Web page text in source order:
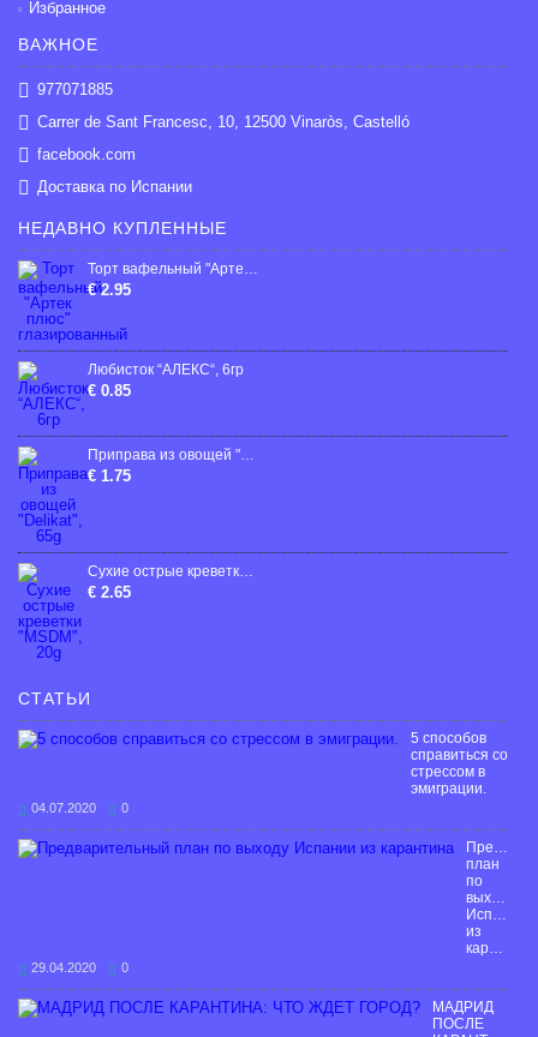
Избранное
ВАЖНОЕ
977071885
Carrer de Sant Francesc, 10, 12500 Vinaròs, Castelló
facebook.com
Доставка по Испании
НЕДАВНО КУПЛЕННЫЕ
Торт вафельный "Артек плюс" глазированный
€ 2.95
Любисток “АЛЕКС“, 6гp
€ 0.85
Приправа из овощей "Delikat", 65g
€ 1.75
Сухие острые креветки "MSDM", 20g
€ 2.65
СТАТЬИ
5 способов
справиться со
стрессом в
эмиграции.
04.07.2020 0
план
по
выходу
Испании
из
карантина
29.04.2020 0
МАДРИД
ПОСЛЕ